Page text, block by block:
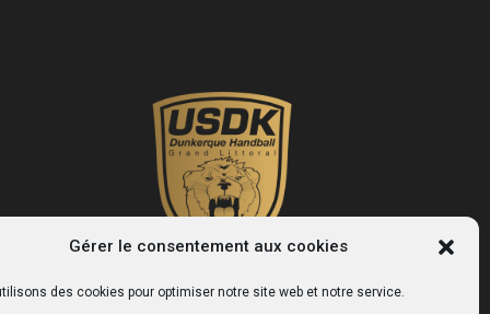
Gérer le consentement aux cookies
des cookies pour optimiser notre site web et notre service.